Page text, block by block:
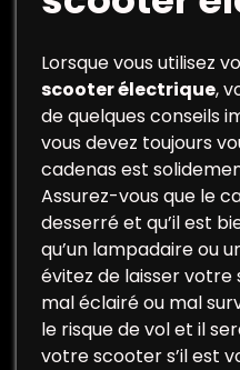
Lorsque vous utilisez
scooter électrique,
de quelques conseils
vous devez toujours
cadenas est
Assurez-vous que le
desserré et qu’il est
qu’un lampadaire ou
évitez de laisser
mal éclairé ou mal
le risque de vol et il
votre scooter s’il est